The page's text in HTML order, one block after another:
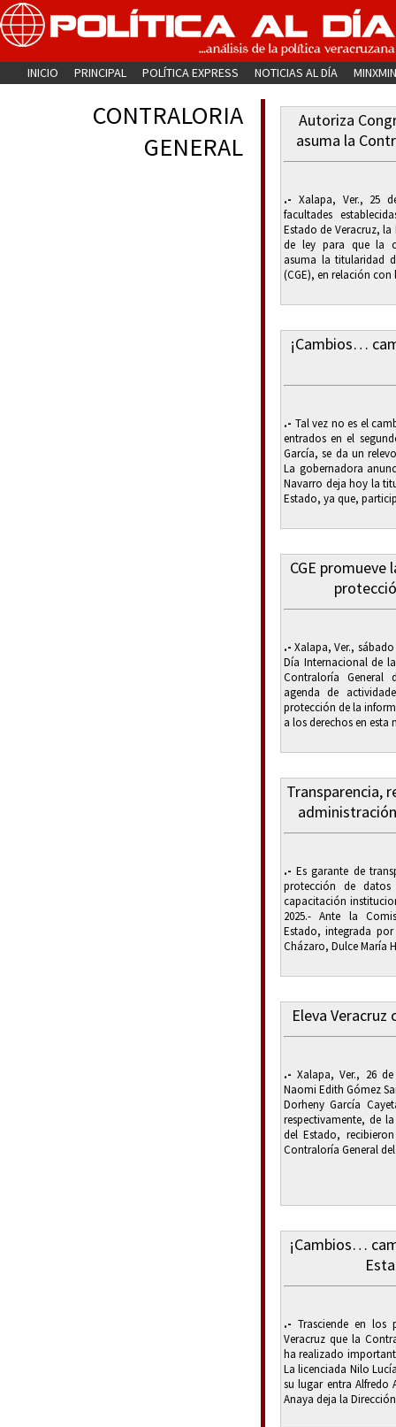
INICIO PRINCIPAL POLÍTICA EXPRESS NOTICIAS AL DÍA
CONTRALORIA
GENERAL
Autoriza
asuma la
.- Xalapa, Ver., 25
facultades
Estado de Veracruz,
de ley para que la
asuma la titularidad
(CGE), en relación
¡Cambios…
.- Tal vez no es el
entrados en el
García, se da un
La gobernadora
Navarro deja hoy la
Estado, ya que,
CGE promueve
.- Xalapa, Ver.,
Día Internacional de
Contraloría General
agenda de
protección de la
a los derechos en esta
Transparencia,
.- Es garante de
protección de
capacitación
2025.- Ante la
Estado, integrada
Cházaro, Dulce María
Eleva
.- Xalapa, Ver., 26
Naomi Edith Gómez
Dorheny García
respectivamente, de
del Estado,
Contraloría General
¡Cambios…
.- Trasciende en los
Veracruz que la
ha realizado
La licenciada Nilo
su lugar entra Alfredo
Anaya deja la